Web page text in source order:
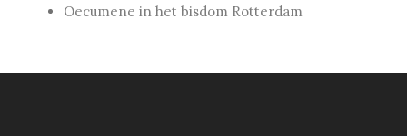
Oecumene in het bisdom Rotterdam